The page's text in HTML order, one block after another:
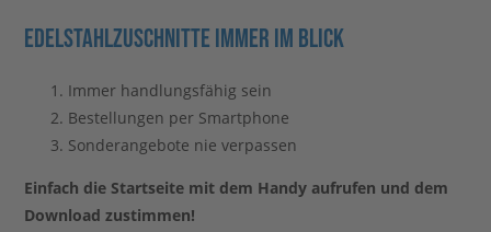
EDELSTAHL­ZUSCHNITTE IMMER IM BLICK
Immer handlungsfähig sein
Bestellungen per Smartphone
Sonderangebote nie verpassen
Einfach die Startseite mit dem Handy aufrufen und dem
Download zustimmen!